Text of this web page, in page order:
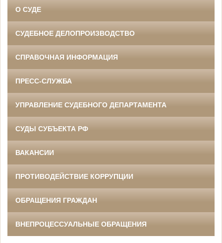
О СУДЕ
СУДЕБНОЕ ДЕЛОПРОИЗВОДСТВО
СПРАВОЧНАЯ ИНФОРМАЦИЯ
ПРЕСС-СЛУЖБА
УПРАВЛЕНИЕ СУДЕБНОГО ДЕПАРТАМЕНТА
СУДЫ СУБЪЕКТА РФ
ВАКАНСИИ
ПРОТИВОДЕЙСТВИЕ КОРРУПЦИИ
ОБРАЩЕНИЯ ГРАЖДАН
ВНЕПРОЦЕССУАЛЬНЫЕ ОБРАЩЕНИЯ